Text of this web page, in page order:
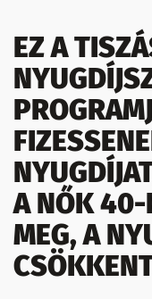
EZ A
A NŐK 40-
MEG, A